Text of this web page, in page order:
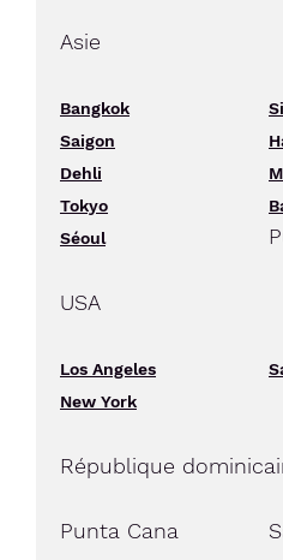
Asie
Bangkok
Saigon
Dehli
Tokyo
Séoul
USA
Los Angeles
New York
République
Punta Cana